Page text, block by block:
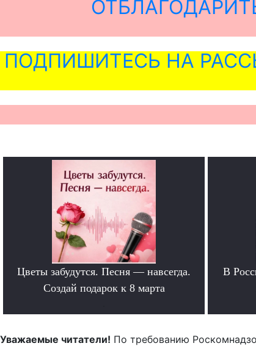
ПОДПИШИТЕСЬ НА
Цветы забудутся. Песня — навсегда.
Создай подарок к 8 марта
В
Уважаемые читатели! По требованию